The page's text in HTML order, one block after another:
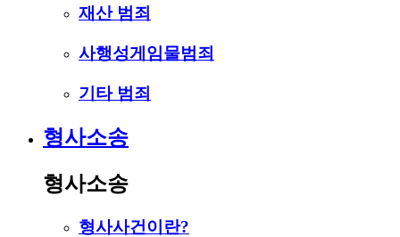
재산 범죄
사행성게임물범죄
기타 범죄
형사소송
형사소송
형사사건이란?